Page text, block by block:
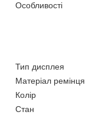
Особливості
Тип дисплея
Матеріал ремінця
Колір
Стан